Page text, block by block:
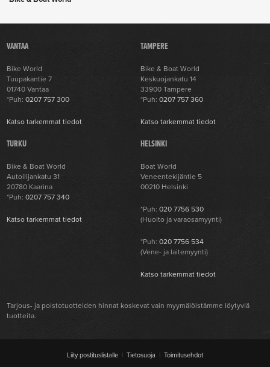
VANTAA
Bike World
Tuupakantie 7
01740 Vantaa
*Puh:0207 757 300
Katso tarkemmat tiedot
TAMPERE
Bike & Boat World
Keskuojankatu 14
33900 Tampere
*Puh:0207 757 360
Katso tarkemmat tiedot
TURKU
Bike & Boat World
Autoilijankatu 31
20780 Kaarina
*Puh:0207 757 340
Katso tarkemmat tiedot
HELSINKI
Boat World
Veneentekijäntie 5
00210 Helsinki
*Puh:020 7756 530
(Huolto ja varaosamyynti)
*Puh:020 7756 534
(Vene- ja laitemyynti)
Katso tarkemmat tiedot
Tarjous- ja poistotuotteiden hinnat koskevat vain myymälöistämme löytyviä
tuotteita.
Liity postituslistalle | Tietosuoja | Toimitusehdot